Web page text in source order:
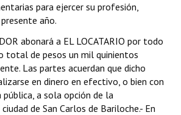
para ejercer su profesión,
año.
abonará a EL LOCATARIO por todo
total de pesos un mil quinientos
Las partes acuerdan que dicho
en dinero en efectivo, o bien con
a sola opción de la
de San Carlos de Bariloche.- En